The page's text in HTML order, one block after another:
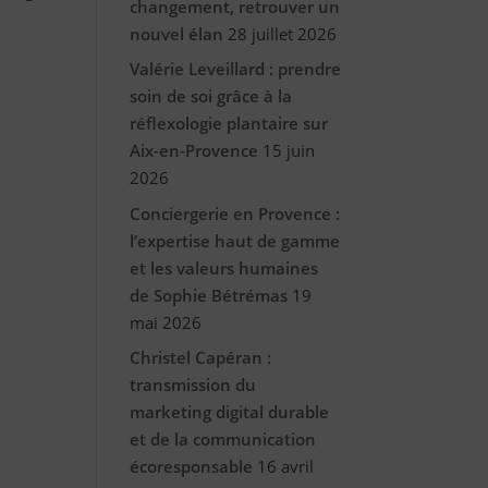
changement, retrouver un
nouvel élan 28 juillet 2026
Valérie Leveillard : prendre
soin de soi grâce à la
réflexologie plantaire sur
Aix-en-Provence 15 juin
2026
Conciergerie en Provence :
l’expertise haut de gamme
et les valeurs humaines
de Sophie Bétrémas 19
mai 2026
Christel Capéran :
transmission du
marketing digital durable
et de la communication
écoresponsable 16 avril